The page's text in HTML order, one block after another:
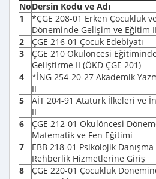
NoDersin Kodu ve Adı
1
*ÇGE 208-01 Erken Çocukluk
Döneminde Gelişim ve Eğitim II
2 ÇGE 216-01 Çocuk Edebiyatı
3
ÇGE 210 Okulöncesi
Geliştirme II (ÖKD ÇGE 201)
4
*İNG 254-20-27 Akademik
II
5
AİT 204-91 Atatürk İlkeleri ve
II
6
ÇGE 212-01 Okulöncesi
Matematik ve Fen Eğitimi
7
EBB 218-01 Psikolojik Danışma
Rehberlik Hizmetlerine Giriş
8
ÇGE 220-01 Çocukluk